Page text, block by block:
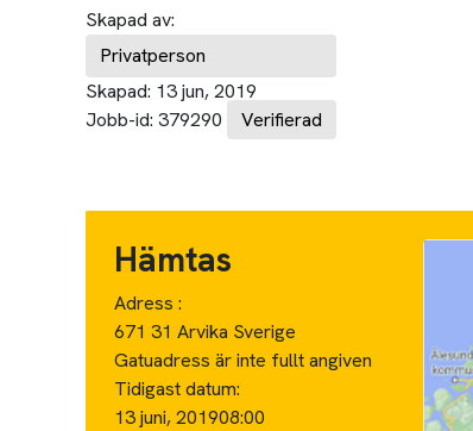
Skapad av:
Privatperson
Skapad: 13 jun, 2019
Jobb-id: 379290 Verifierad
Hämtas
Adress :
671 31 Arvika Sverige
Gatuadress är inte fullt angiven
Tidigast datum:
13 juni, 201908:00